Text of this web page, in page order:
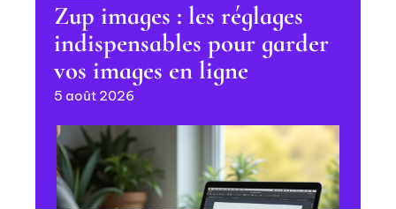
Zup images : les réglages
indispensables pour garder
vos images en ligne
5 août 2026